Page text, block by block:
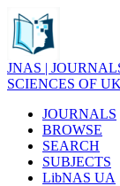
JNAS |
SCIENCES OF
JOURNALS
BROWSE
SEARCH
SUBJECTS
LibNAS UA